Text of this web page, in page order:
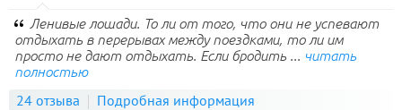
Ленивые лошади. То ли от того, что они не успевают
отдыхать в перерывах между поездками, то ли им
просто не дают отдыхать. Если бродить ... читать
полностью
24 отзыва Подробная информация